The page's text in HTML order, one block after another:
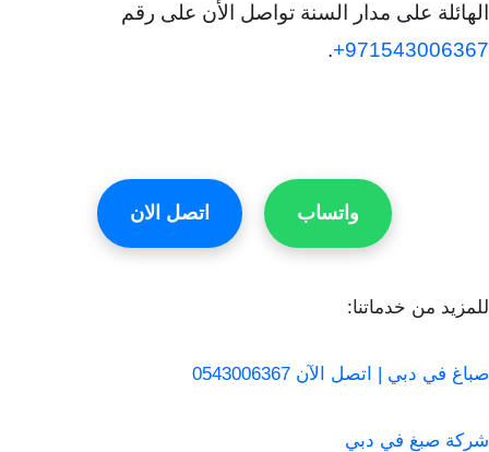
الهائلة على مدار السنة تواصل الأن على رقم
971543006367+
.
واتساب اتصل الان
للمزيد من خدماتنا:
صباغ في دبي | اتصل الآن 0543006367
شركة صبغ في دبي